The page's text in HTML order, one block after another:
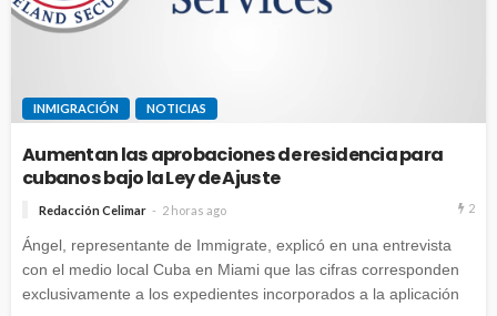
INMIGRACIÓN NOTICIAS
Aumentan las aprobaciones de residencia para
cubanos bajo la Ley de Ajuste
Redacción Celimar 2 horas ago 2
Ángel, representante de Immigrate, explicó en una entrevista
con el medio local Cuba en Miami que las cifras corresponden
exclusivamente a los expedientes incorporados a la aplicación